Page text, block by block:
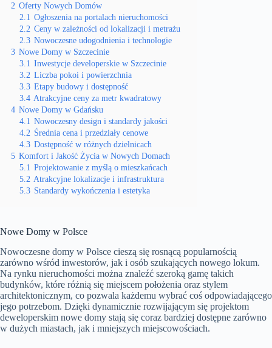
2 Oferty Nowych Domów
2.1 Ogłoszenia na portalach nieruchomości
2.2 Ceny w zależności od lokalizacji i metrażu
2.3 Nowoczesne udogodnienia i technologie
3 Nowe Domy w Szczecinie
3.1 Inwestycje developerskie w Szczecinie
3.2 Liczba pokoi i powierzchnia
3.3 Etapy budowy i dostępność
3.4 Atrakcyjne ceny za metr kwadratowy
4 Nowe Domy w Gdańsku
4.1 Nowoczesny design i standardy jakości
4.2 Średnia cena i przedziały cenowe
4.3 Dostępność w różnych dzielnicach
5 Komfort i Jakość Życia w Nowych Domach
5.1 Projektowanie z myślą o mieszkańcach
5.2 Atrakcyjne lokalizacje i infrastruktura
5.3 Standardy wykończenia i estetyka
Nowe Domy w Polsce
Nowoczesne domy w Polsce cieszą się rosnącą popularnością
zarówno wśród inwestorów, jak i osób szukających nowego lokum.
Na rynku nieruchomości można znaleźć szeroką gamę takich
budynków, które różnią się miejscem położenia oraz stylem
architektonicznym, co pozwala każdemu wybrać coś odpowiadającego
jego potrzebom. Dzięki dynamicznie rozwijającym się projektom
deweloperskim nowe domy stają się coraz bardziej dostępne zarówno
w dużych miastach, jak i mniejszych miejscowościach.